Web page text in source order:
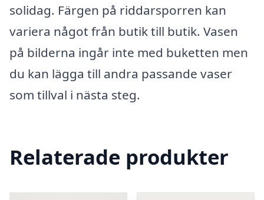
solidag. Färgen på riddarsporren kan
variera något från butik till butik. Vasen
på bilderna ingår inte med buketten men
du kan lägga till andra passande vaser
som tillval i nästa steg.
Relaterade produkter